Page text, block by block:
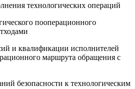
технологических операций
пооперационного
и квалификации исполнителей
маршрута обращения с
безопасности к технологическим